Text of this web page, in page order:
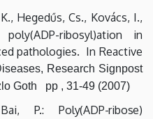
Hegedűs, Cs., Kovács, I.,
ribosyl)ation in
pathologies. In Reactive
Research Signpost
Goth pp , 31-49 (2007)
P.: Poly(ADP-ribose)